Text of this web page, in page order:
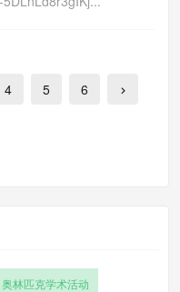
4 5 6
奥林匹克学术活动